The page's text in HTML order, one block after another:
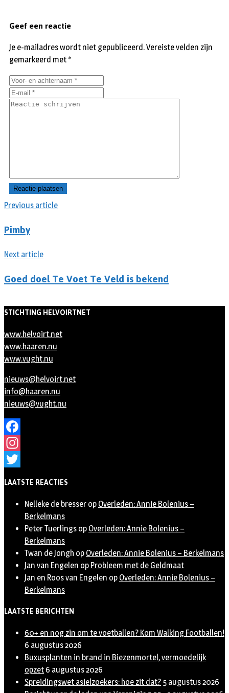
Previous article
Pimby
Next article
Goed doel Te Voet Te Veld is bekend
Geef een reactie
Je e-mailadres wordt niet gepubliceerd.Vereiste velden zijn
gemarkeerd met *
STICHTING HELVOIRTNET
www.helvoirt.net
www.haaren.nu
www.vught.nu
nieuws@helvoirt.net
info@haaren.nu
nieuws@vught.nu
Facebook
Instagram
LAATSTE REACTIES
Nelleke de bresser op Overleden: Annie Bolenius –
Berkelmans
Peter Tuerlings op Overleden: Annie Bolenius –
Berkelmans
Twan de Jongh op Overleden: Annie Bolenius – Berkelmans
Jan van Engelen op Probleem met de Geldmaat
Jan en Roos van Engelen op Overleden: Annie Bolenius –
Berkelmans
LAATSTE BERICHTEN
60+ en nog zin om te voetballen? Kom Walking Footballen!
6 augustus 2026
Buxusplanten in brand in Biezenmortel, vermoedelijk
opzet 6 augustus 2026
Spreidingswet asielzoekers: hoe zit dat? 5 augustus 2026